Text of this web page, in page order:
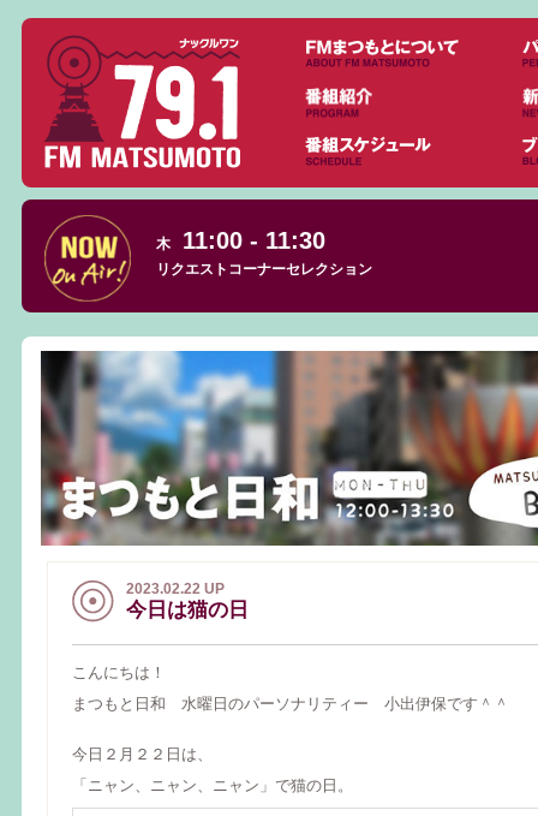
木 11:00 - 11:30
リクエストコーナーセレクション
2023.02.22 UP
今日は猫の日
こんにちは！
まつもと日和 水曜日のパーソナリティー 小出伊保です＾＾
今日２月２２日は、
「ニャン、ニャン、ニャン」で猫の日。